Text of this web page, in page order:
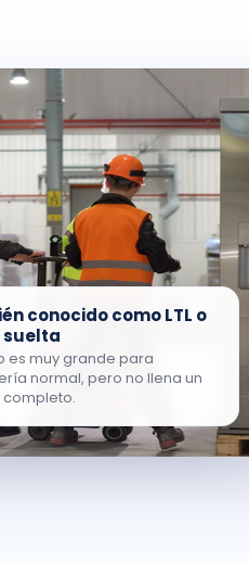
conocido como LTL o
es muy grande para
normal, pero no llena un